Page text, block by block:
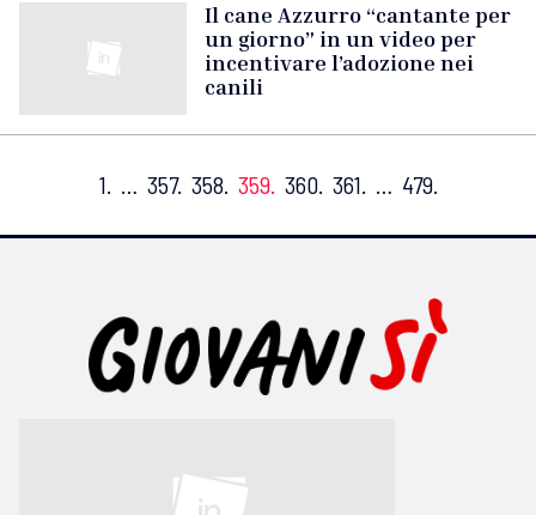
Il cane Azzurro “cantante per
un giorno” in un video per
incentivare l’adozione nei
canili
1. … 357. 358. 359. 360. 361. … 479.